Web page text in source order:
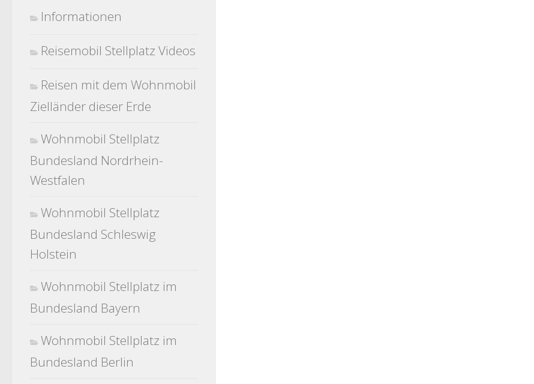
Informationen
Reisemobil Stellplatz Videos
Reisen mit dem Wohnmobil
Zielländer dieser Erde
Wohnmobil Stellplatz
Bundesland Nordrhein-
Westfalen
Wohnmobil Stellplatz
Bundesland Schleswig
Holstein
Wohnmobil Stellplatz im
Bundesland Bayern
Wohnmobil Stellplatz im
Bundesland Berlin